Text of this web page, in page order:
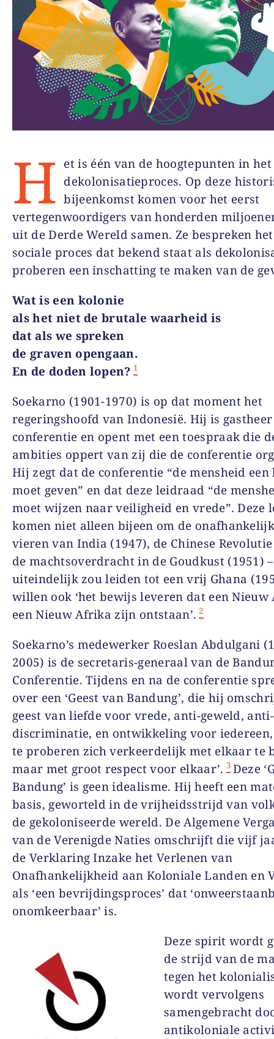
H et is één van de hoogtepunten in het
dekolonisatieproces. Op deze
bijeenkomst komen voor het eerst
vertegenwoordigers van honderden
uit de Derde Wereld samen. Ze bespreken
sociale proces dat bekend staat als
proberen een inschatting te maken van de
Wat is een kolonie
als het niet de brutale waarheid is
dat als we spreken
de graven opengaan.
En de doden lopen? 1
Soekarno (1901-1970) is op dat moment het
regeringshoofd van Indonesië. Hij is
conferentie en opent met een toespraak die
ambities oppert van zij die de conferentie
Hij zegt dat de conferentie “de mensheid
moet geven” en dat deze leidraad “de
moet wijzen naar veiligheid en vrede”. Deze
komen niet alleen bijeen om de
vieren van India (1947), de Chinese
de machtsoverdracht in de Goudkust (1951)
uiteindelijk zou leiden tot een vrij Ghana
willen ook ‘het bewijs leveren dat een Nieuw
een Nieuw Afrika zijn ontstaan’. 2
Soekarno’s medewerker Roeslan Abdulgani
2005) is de secretaris-generaal van de
Conferentie. Tijdens en na de conferentie
over een ‘Geest van Bandung’, die hij
geest van liefde voor vrede, anti-geweld, anti-
discriminatie, en ontwikkeling voor
te proberen zich verkeerdelijk met elkaar te
maar met groot respect voor elkaar’. 3 Deze
Bandung’ is geen idealisme. Hij heeft een
basis, geworteld in de vrijheidsstrijd van
de gekoloniseerde wereld. De Algemene
van de Verenigde Naties omschrijft die vijf
de Verklaring Inzake het Verlenen van
Onafhankelijkheid aan Koloniale Landen en
als ‘een bevrijdingsproces’ dat
onomkeerbaar’ is.
Deze spirit wordt
de strijd van de
tegen het
wordt vervolgens
samengebracht
antikoloniale